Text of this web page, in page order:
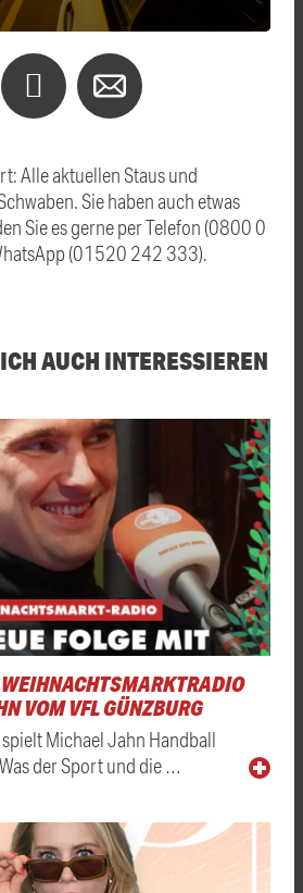
Alle aktuellen Staus und
Sie haben auch etwas
Sie es gerne per Telefon (0800 0
(01520 242 333).
AUCH INTERESSIEREN
VOM VFL GÜNZBURG
Michael Jahn Handball
der Sport und die …